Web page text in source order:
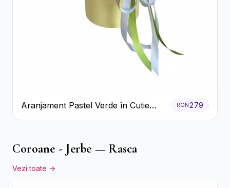
Aranjament Pastel Verde în Cutie
Galben Pal
RON 279
Coroane - Jerbe — Rasca
Vezi toate →